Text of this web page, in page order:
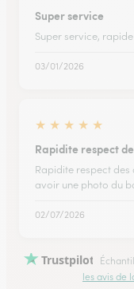
Super service
Super service,
03/01/2026
★ ★ ★ ★ ★
Rapidite respect
Rapidite respect
avoir une photo du
02/07/2026
Trustpilot
les avis de